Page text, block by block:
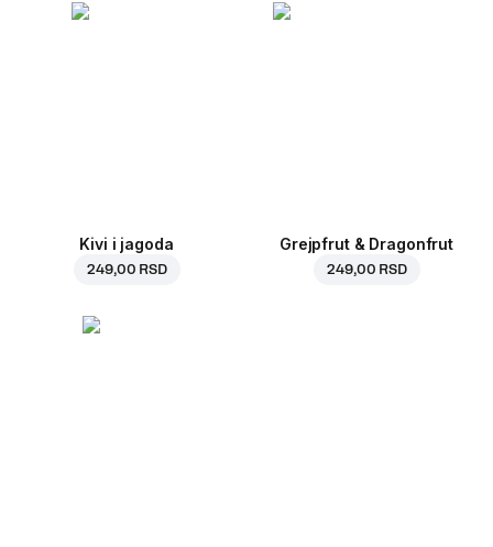
Kivi i jagoda
249,00 RSD
Grejpfrut & Dragonfrut
249,00 RSD